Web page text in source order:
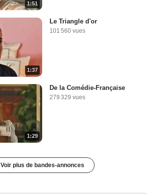
1:51
1:37
Le Triangle d'or
101 560 vues
1:29
De la Comédie-Française
279 329 vues
Voir plus de bandes-annonces